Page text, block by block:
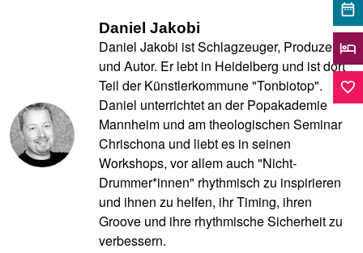
Daniel Jakobi
Daniel Jakobi ist Schlagzeuger, Produzent
und Autor. Er lebt in Heidelberg und ist dort
Teil der Künstlerkommune "Tonbiotop".
Daniel unterrichtet an der Popakademie
Mannheim und am theologischen Seminar
Chrischona und liebt es in seinen
Workshops, vor allem auch "Nicht-
Drummer*innen" rhythmisch zu inspirieren
und ihnen zu helfen, ihr Timing, ihren
Groove und ihre rhythmische Sicherheit zu
verbessern.
date_range
hotel
favorite_border